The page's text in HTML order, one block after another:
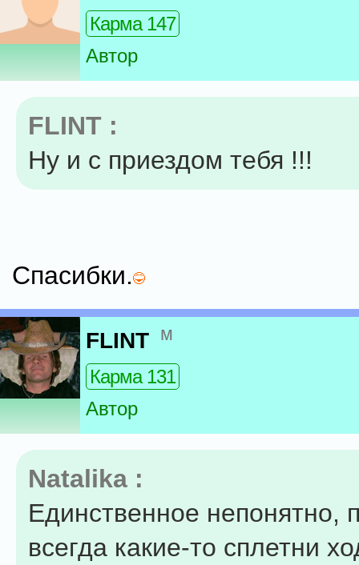
Карма 147
Автор
FLINT :
Ну и с приездом тебя !!!
Спасибки.
FLINT м
Карма 131
Автор
Natalika :
Единственное непонятно,
всегда какие-то сплетни